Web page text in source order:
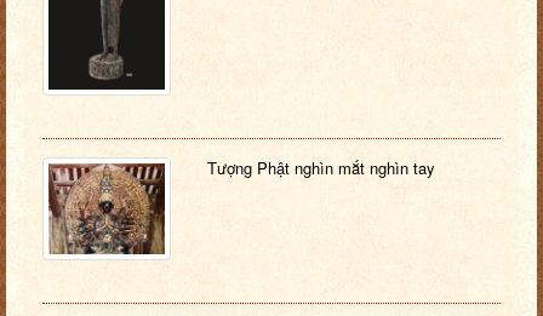
Tượng Phật nghìn mắt nghìn tay